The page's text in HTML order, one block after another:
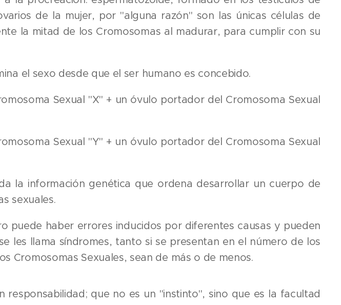
de la mujer, por "alguna razón" son las únicas células de
la mitad de los Cromosomas al madurar, para cumplir con su
el sexo desde que el ser humano es concebido.
Sexual "X" + un óvulo portador del Cromosoma Sexual
Sexual "Y" + un óvulo portador del Cromosoma Sexual
la información genética que ordena desarrollar un cuerpo de
sexuales.
puede haber errores inducidos por diferentes causas y pueden
les llama síndromes, tanto si se presentan en el número de los
Cromosomas Sexuales, sean de más o de menos.
responsabilidad; que no es un "instinto", sino que es la facultad